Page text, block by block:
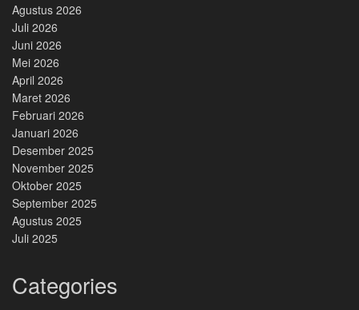
Agustus 2026
Juli 2026
Juni 2026
Mei 2026
April 2026
Maret 2026
Februari 2026
Januari 2026
Desember 2025
November 2025
Oktober 2025
September 2025
Agustus 2025
Juli 2025
Categories